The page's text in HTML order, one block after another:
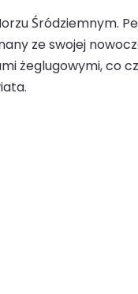
Śródziemnym.
ze swojej
żeglugowymi, co